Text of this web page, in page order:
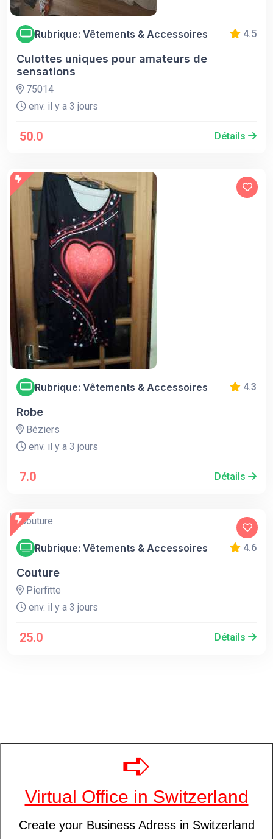
Rubrique: Vêtements & Accessoires 4.5
Culottes uniques pour amateurs de
sensations
75014
env. il y a 3 jours
50.0 Détails
Rubrique: Vêtements & Accessoires 4.3
Robe
Béziers
env. il y a 3 jours
7.0 Détails
Rubrique: Vêtements & Accessoires 4.6
Couture
Pierfitte
env. il y a 3 jours
25.0 Détails